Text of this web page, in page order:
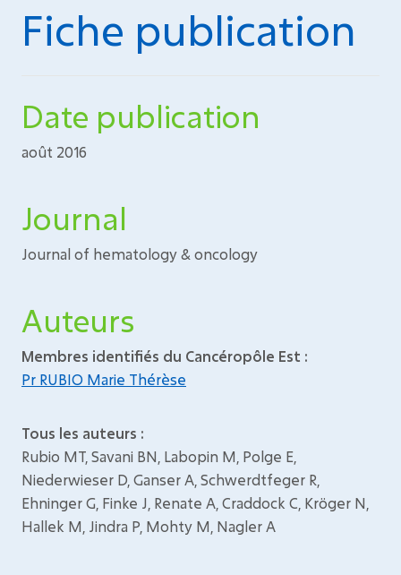
Fiche publication
Date publication
août 2016
Journal
Journal of hematology & oncology
Auteurs
Membres identifiés du Cancéropôle Est :
Pr RUBIO Marie Thérèse
Tous les auteurs :
Rubio MT, Savani BN, Labopin M, Polge E,
Niederwieser D, Ganser A, Schwerdtfeger R,
Ehninger G, Finke J, Renate A, Craddock C, Kröger N,
Hallek M, Jindra P, Mohty M, Nagler A